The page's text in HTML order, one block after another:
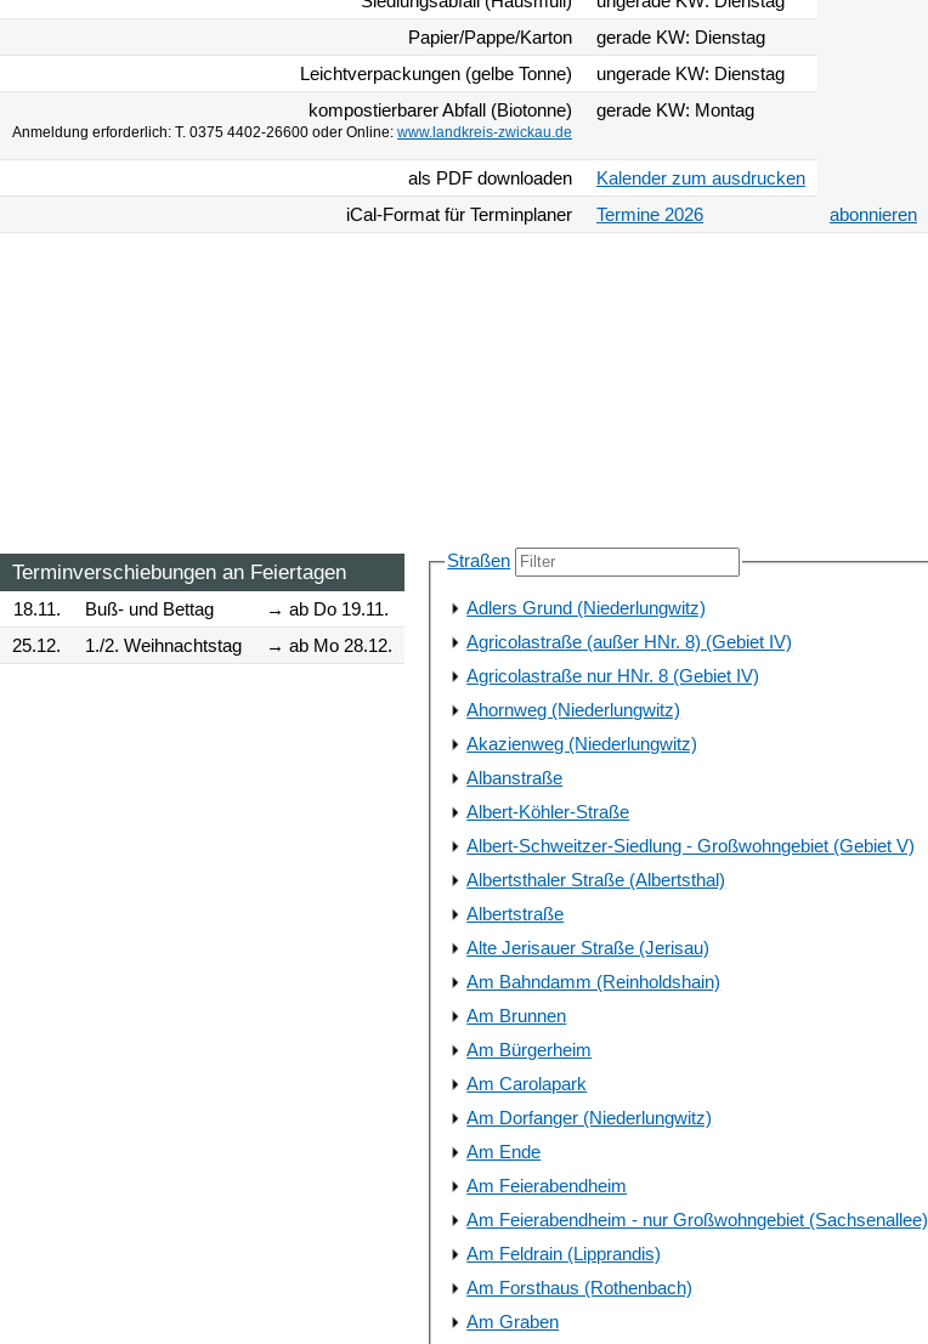
Papier/Pappe/Karton
gerade KW: Dienstag
Leichtverpackungen (gelbe Tonne)
ungerade KW: Dienstag
kompostierbarer Abfall (Biotonne)
Anmeldung erforderlich: T. 0375 4402-26600 oder Online: www.landkreis-zwickau.de
gerade KW: Montag
als PDF downloaden
Kalender zum ausdrucken
iCal-Format für Terminplaner
Termine 2026 abonnieren
Terminverschiebungen an Feiertagen
18.11. Buß- und Bettag
→ ab Do 19.11.
25.12.
1./2. Weihnachtstag → ab Mo 28.12.
Straßen
Adlers Grund (Niederlungwitz)
Agricolastraße (außer HNr. 8) (Gebiet IV)
Agricolastraße nur HNr. 8 (Gebiet IV)
Ahornweg (Niederlungwitz)
Akazienweg (Niederlungwitz)
Albanstraße
Albert-Köhler-Straße
Albert-Schweitzer-Siedlung - Großwohngebiet (Gebiet V)
Albertsthaler Straße (Albertsthal)
Albertstraße
Alte Jerisauer Straße (Jerisau)
Am Bahndamm (Reinholdshain)
Am Brunnen
Am Bürgerheim
Am Carolapark
Am Dorfanger (Niederlungwitz)
Am Ende
Am Feierabendheim
Am Feierabendheim - nur Großwohngebiet (Sachsenallee)
Am Feldrain (Lipprandis)
Am Forsthaus (Rothenbach)
Am Graben